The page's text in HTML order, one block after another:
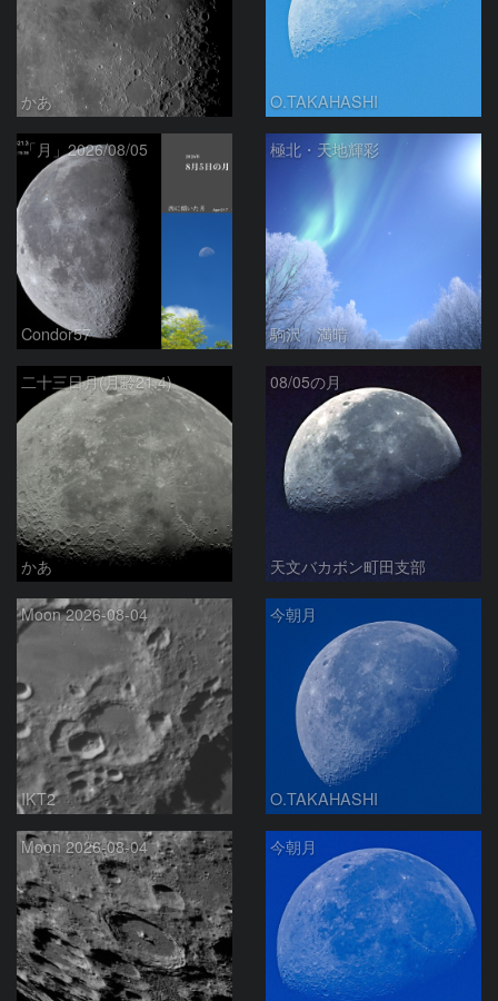
かあ O.TAKAHASHI
「月」2026/08/05
Condor57
極北・天地輝彩
駒沢 満晴
二十三日月(月齢21.4)
かあ
08/05の月
天文バカボン町田支部
Moon 2026-08-04
IKT2
今朝月
O.TAKAHASHI
Moon 2026-08-04 今朝月